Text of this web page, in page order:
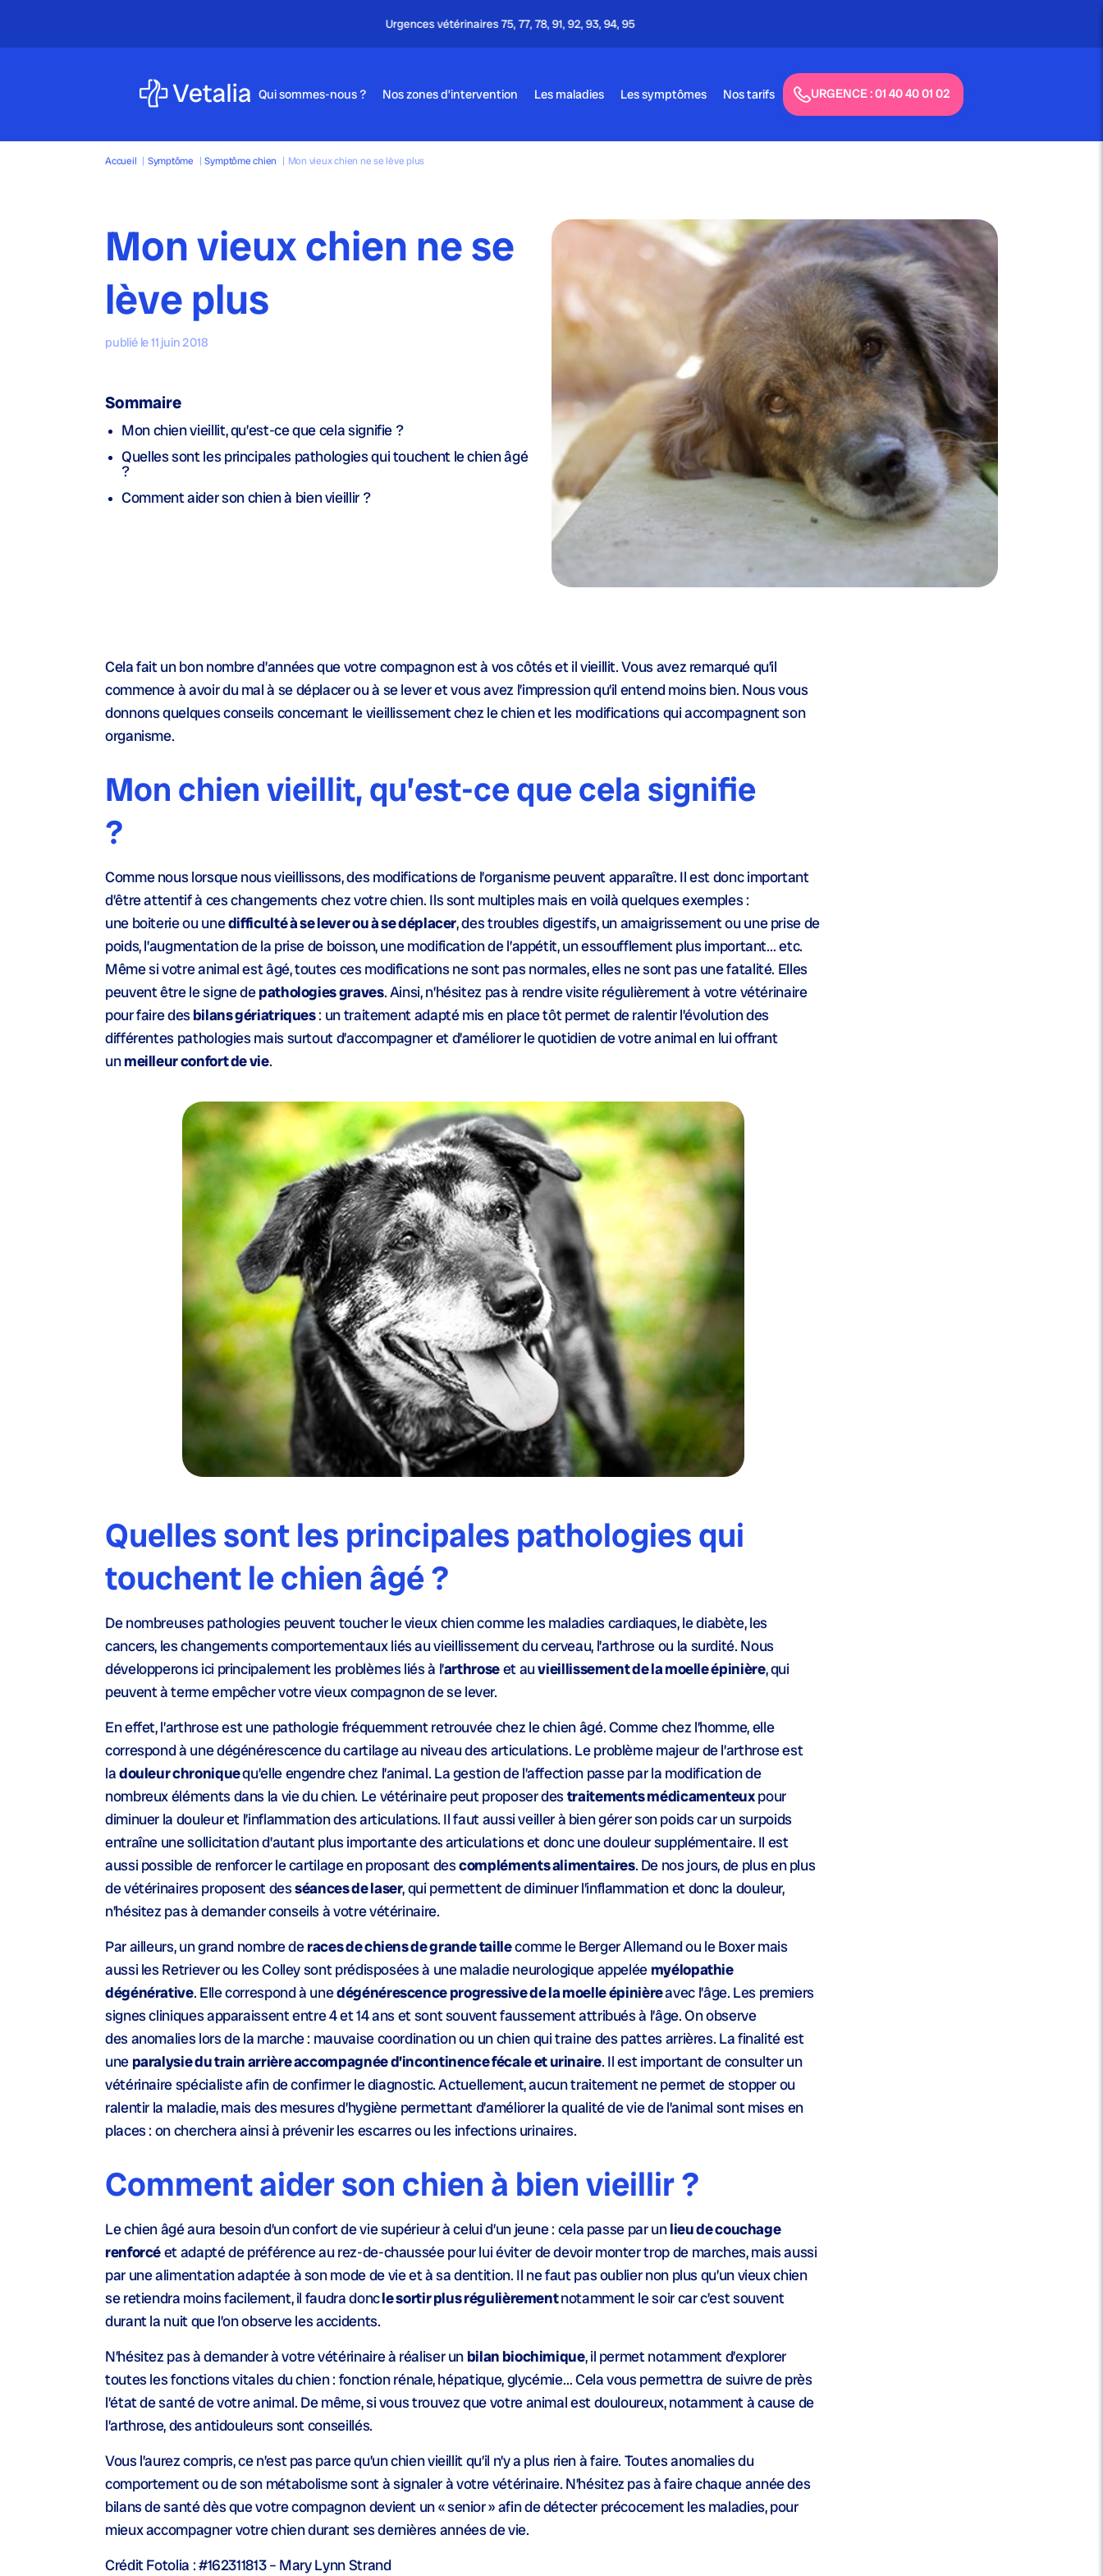
Appel gratuit - 24h/24 & 7j/7
Qui sommes-nous ? Nos zones d’intervention Les maladies Les symptômes Nos tarifs URGENCE : 01 40 40 01 02
Accueil | Symptôme | Symptôme chien | Mon vieux chien ne se lève plus
Mon vieux chien ne se
lève plus
publié le 11 juin 2018
Sommaire
Mon chien vieillit, qu’est-ce que cela signifie ?
Quelles sont les principales pathologies qui touchent le chien âgé
?
Comment aider son chien à bien vieillir ?
Cela fait un bon nombre d’années que votre compagnon est à vos côtés et il vieillit. Vous avez remarqué qu’il
commence à avoir du mal à se déplacer ou à se lever et vous avez l’impression qu’il entend moins bien. Nous vous
donnons quelques conseils concernant le vieillissement chez le chien et les modifications qui accompagnent son
organisme.
Mon chien vieillit, qu’est-ce que cela signifie
?
Comme nous lorsque nous vieillissons, des modifications de l’organisme peuvent apparaître. Il est donc important
d’être attentif à ces changements chez votre chien. Ils sont multiples mais en voilà quelques exemples :
une boiterie ou unedifficulté à se lever ou à se déplacer, des troubles digestifs, un amaigrissement ou une prise de
poids, l’augmentation de la prise de boisson, une modification de l’appétit, un essoufflement plus important… etc.
Même si votre animal est âgé, toutes ces modifications ne sont pas normales, elles ne sont pas une fatalité. Elles
peuvent être le signe depathologies graves. Ainsi, n’hésitez pas à rendre visite régulièrement à votre vétérinaire
pour faire desbilans gériatriques: un traitement adapté mis en place tôt permet de ralentir l’évolution des
différentes pathologies mais surtout d’accompagner et d’améliorer le quotidien de votre animal en lui offrant
unmeilleur confort de vie.
Quelles sont les principales pathologies qui
touchent le chien âgé ?
De nombreuses pathologies peuvent toucher le vieux chien comme les maladies cardiaques, le diabète, les
cancers, les changements comportementaux liés au vieillissement du cerveau, l’arthrose ou la surdité. Nous
développerons ici principalement les problèmes liés à l’arthroseet auvieillissement de la moelle épinière, qui
peuvent à terme empêcher votre vieux compagnon de se lever.
En effet, l’arthrose est une pathologie fréquemment retrouvée chez le chien âgé. Comme chez l’homme, elle
correspond à une dégénérescence du cartilage au niveau des articulations. Le problème majeur de l’arthrose est
ladouleur chroniquequ’elle engendre chez l’animal. La gestion de l’affection passe par la modification de
nombreux éléments dans la vie du chien. Le vétérinaire peut proposer destraitements médicamenteuxpour
diminuer la douleur et l’inflammation des articulations. Il faut aussi veiller à bien gérer son poids car un surpoids
entraîne une sollicitation d’autant plus importante des articulations et donc une douleur supplémentaire. Il est
aussi possible de renforcer le cartilage en proposant descompléments alimentaires. De nos jours, de plus en plus
de vétérinaires proposent desséances de laser, qui permettent de diminuer l’inflammation et donc la douleur,
n’hésitez pas à demander conseils à votre vétérinaire.
Par ailleurs, un grand nombre deraces de chiens de grande taillecomme le Berger Allemand ou le Boxer mais
aussi les Retriever ou les Colley sont prédisposées à une maladie neurologique appelée myélopathie
dégénérative. Elle correspond à unedégénérescence progressive de la moelle épinièreavec l’âge. Les premiers
signes cliniques apparaissent entre 4 et 14 ans et sont souvent faussement attribués à l’âge. On observe
des anomalies lors de la marche : mauvaise coordination ou un chien qui traine des pattes arrières. La finalité est
une paralysie du train arrière accompagnée d’incontinence fécale et urinaire. Il est important de consulter un
vétérinaire spécialiste afin de confirmer le diagnostic. Actuellement, aucun traitement ne permet de stopper ou
ralentir la maladie, mais des mesures d’hygiène permettant d’améliorer la qualité de vie de l’animal sont mises en
places : on cherchera ainsi à prévenir les escarres ou les infections urinaires.
Comment aider son chien à bien vieillir ?
Le chien âgé aura besoin d’un confort de vie supérieur à celui d’un jeune : cela passe par unlieu de couchage
renforcéet adapté de préférence au rez-de-chaussée pour lui éviter de devoir monter trop de marches, mais aussi
par une alimentation adaptée à son mode de vie et à sa dentition. Il ne faut pas oublier non plus qu’un vieux chien
se retiendra moins facilement, il faudra doncle sortir plus régulièrementnotamment le soir car c’est souvent
durant la nuit que l’on observe les accidents.
N’hésitez pas à demander à votre vétérinaire à réaliser un bilan biochimique, il permet notamment d’explorer
toutes les fonctions vitales du chien : fonction rénale, hépatique, glycémie… Cela vous permettra de suivre de près
l’état de santé de votre animal. De même, si vous trouvez que votre animal est douloureux, notamment à cause de
l’arthrose, des antidouleurs sont conseillés.
Vous l’aurez compris, ce n’est pas parce qu’un chien vieillit qu’il n’y a plus rien à faire. Toutes anomalies du
comportement ou de son métabolisme sont à signaler à votre vétérinaire. N’hésitez pas à faire chaque année des
bilans de santé dès que votre compagnon devient un « senior » afin de détecter précocement les maladies, pour
mieux accompagner votre chien durant ses dernières années de vie.
Crédit Fotolia : #162311813 – Mary Lynn Strand